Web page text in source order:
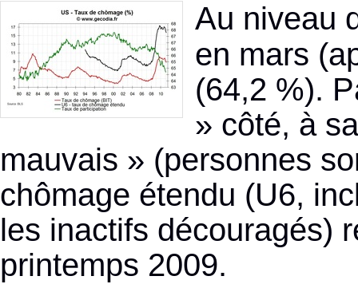
Au niveau
en mars
(64,2 %).
» côté, à
mauvais » (personnes
chômage étendu (U6,
les inactifs découragés)
printemps 2009.